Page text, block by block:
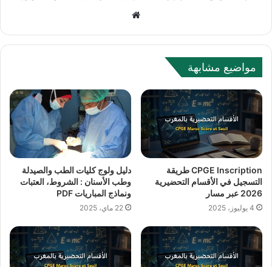
مواضيع مشابهة
CPGE Inscription طريقة
التسجيل في الأقسام التحضيرية
2026 عبر مسار
4 يوليوز، 2025
دليل ولوج كليات الطب والصيدلة
وطب الأسنان : الشروط، العتبات
ونماذج المباريات PDF
22 ماي، 2025